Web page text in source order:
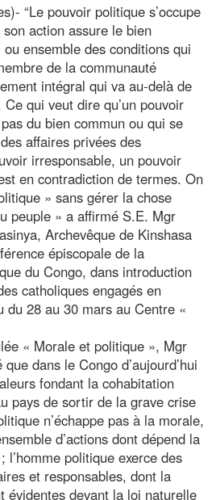
“Le pouvoir politique s’occupe
action assure le bien
ensemble des conditions qui
de la communauté
intégral qui va au-delà de
qui veut dire qu’un pouvoir
du bien commun ou qui se
affaires privées des
irresponsable, un pouvoir
en contradiction de termes. On
» sans gérer la chose
peuple » a affirmé S.E. Mgr
Archevêque de Kinshasa
épiscopale de la
du Congo, dans introduction
catholiques engagés en
du 28 au 30 mars au Centre «
« Morale et politique », Mgr
dans le Congo d’aujourd’hui
fondant la cohabitation
pays de sortir de la grave crise
n’échappe pas à la morale,
d’actions dont dépend la
l’homme politique exerce des
et responsables, dont la
évidentes devant la loi naturelle